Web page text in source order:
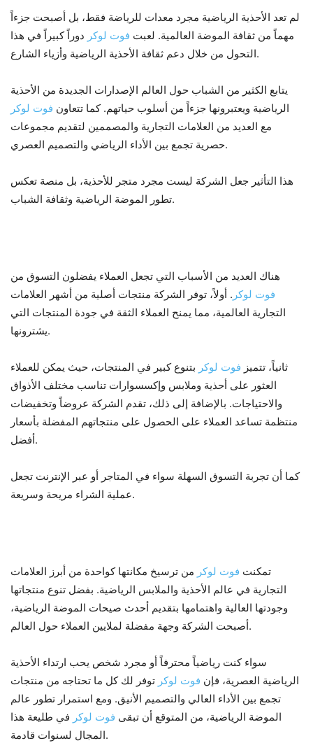
لم تعد الأحذية الرياضية مجرد معدات للرياضة فقط، بل أصبحت جزءاً
مهماً من ثقافة الموضة العالمية. لعبت فوت لوكر دوراً كبيراً في هذا
التحول من خلال دعم ثقافة الأحذية الرياضية وأزياء الشارع.
يتابع الكثير من الشباب حول العالم الإصدارات الجديدة من الأحذية
الرياضية ويعتبرونها جزءاً من أسلوب حياتهم. كما تتعاون فوت لوكر
مع العديد من العلامات التجارية والمصممين لتقديم مجموعات
حصرية تجمع بين الأداء الرياضي والتصميم العصري.
هذا التأثير جعل الشركة ليست مجرد متجر للأحذية، بل منصة تعكس
تطور الموضة الرياضية وثقافة الشباب.
هناك العديد من الأسباب التي تجعل العملاء يفضلون التسوق من
فوت لوكر . أولاً، توفر الشركة منتجات أصلية من أشهر العلامات
التجارية العالمية، مما يمنح العملاء الثقة في جودة المنتجات التي
يشترونها.
ثانياً، تتميز فوت لوكر بتنوع كبير في المنتجات، حيث يمكن للعملاء
العثور على أحذية وملابس وإكسسوارات تناسب مختلف الأذواق
والاحتياجات. بالإضافة إلى ذلك، تقدم الشركة عروضاً وتخفيضات
منتظمة تساعد العملاء على الحصول على منتجاتهم المفضلة بأسعار
أفضل.
كما أن تجربة التسوق السهلة سواء في المتاجر أو عبر الإنترنت تجعل
عملية الشراء مريحة وسريعة.
تمكنت فوت لوكر من ترسيخ مكانتها كواحدة من أبرز العلامات
التجارية في عالم الأحذية والملابس الرياضية. بفضل تنوع منتجاتها
وجودتها العالية واهتمامها بتقديم أحدث صيحات الموضة الرياضية،
أصبحت الشركة وجهة مفضلة لملايين العملاء حول العالم.
سواء كنت رياضياً محترفاً أو مجرد شخص يحب ارتداء الأحذية
الرياضية العصرية، فإن فوت لوكر توفر لك كل ما تحتاجه من منتجات
تجمع بين الأداء العالي والتصميم الأنيق. ومع استمرار تطور عالم
الموضة الرياضية، من المتوقع أن تبقى فوت لوكر في طليعة هذا
المجال لسنوات قادمة.